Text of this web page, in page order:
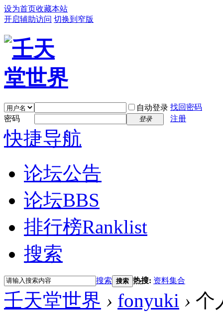
设为首页收藏本站
开启辅助访问 切换到窄版
自动登录 找回密码
密码
登录 注册
快捷导航
论坛公告
论坛BBS
排行榜Ranklist
搜索
搜索 搜索 热搜: 资料集合
壬天堂世界 › fonyuki › 个